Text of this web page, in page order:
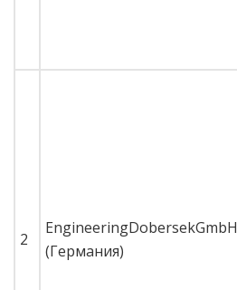
2
EngineeringDobersekGmbH
(Германия)